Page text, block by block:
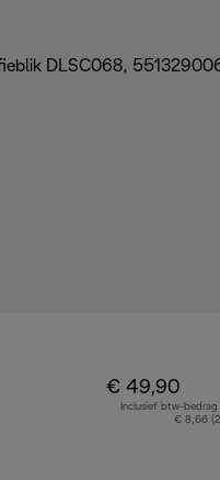
€ 49,90
Inclusief btw-bedrag
€ 8,66